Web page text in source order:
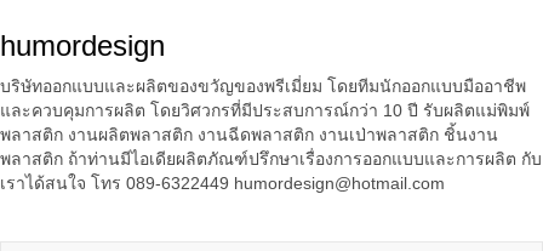
humordesign
บริษัทออกแบบและผลิตของขวัญของพรีเมี่ยม โดยทีมนักออกแบบมืออาชีพ
และควบคุมการผลิต โดยวิศวกรที่มีประสบการณ์กว่า 10 ปี รับผลิตแม่พิมพ์
พลาสติก งานผลิตพลาสติก งานฉีดพลาสติก งานเป่าพลาสติก ชิ้นงาน
พลาสติก ถ้าท่านมีไอเดียผลิตภัณฑ์ปรึกษาเรื่องการออกแบบและการผลิต กับ
เราได้สนใจ โทร 089-6322449 humordesign@hotmail.com